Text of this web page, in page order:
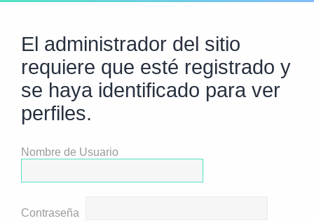
El administrador del sitio
requiere que esté registrado y
se haya identificado para ver
perfiles.
Nombre de Usuario
Contraseña